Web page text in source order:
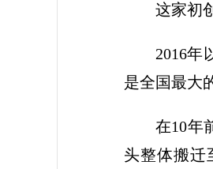
这家初
2016年
是全国最大
在10年
头整体搬迁